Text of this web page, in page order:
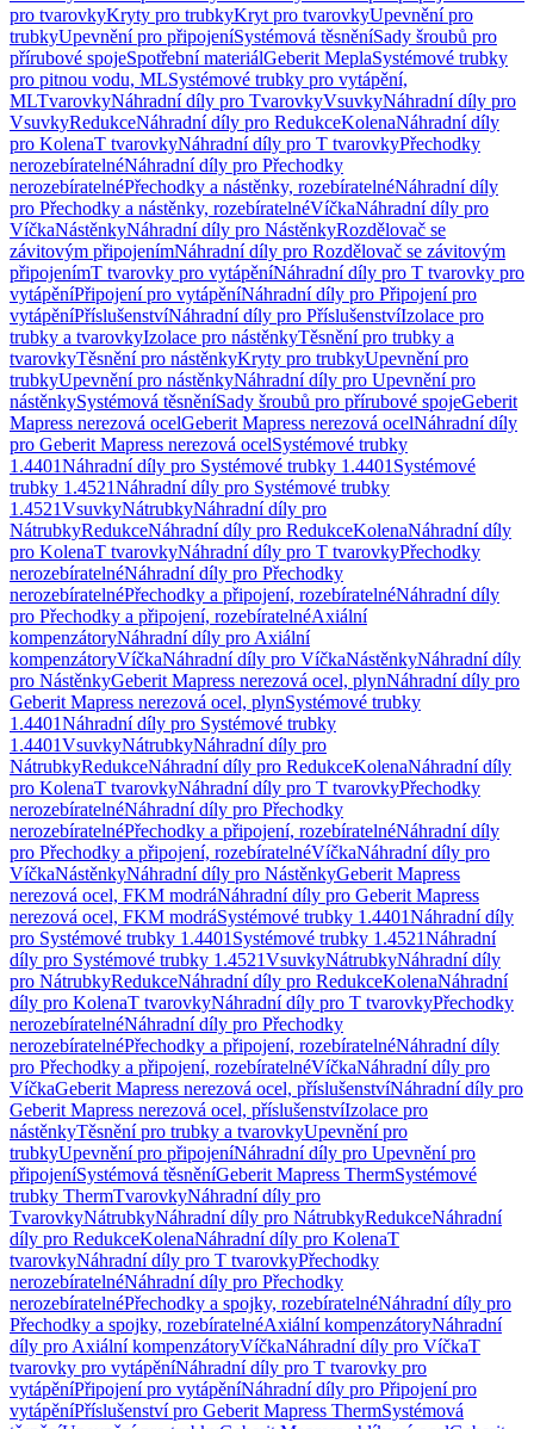
pro tvarovkyKryty pro trubkyKryt pro tvarovkyUpevnění pro
trubkyUpevnění pro připojeníSystémová těsněníSady šroubů pro
přírubové spojeSpotřební materiálGeberit MeplaSystémové trubky
pro pitnou vodu, MLSystémové trubky pro vytápění,
MLTvarovkyNáhradní díly pro TvarovkyVsuvkyNáhradní díly pro
VsuvkyRedukceNáhradní díly pro RedukceKolenaNáhradní díly
pro KolenaT tvarovkyNáhradní díly pro T tvarovkyPřechodky
nerozebíratelnéNáhradní díly pro Přechodky
nerozebíratelnéPřechodky a nástěnky, rozebíratelnéNáhradní díly
pro Přechodky a nástěnky, rozebíratelnéVíčkaNáhradní díly pro
VíčkaNástěnkyNáhradní díly pro NástěnkyRozdělovač se
závitovým připojenímNáhradní díly pro Rozdělovač se závitovým
připojenímT tvarovky pro vytápěníNáhradní díly pro T tvarovky pro
vytápěníPřipojení pro vytápěníNáhradní díly pro Připojení pro
vytápěníPříslušenstvíNáhradní díly pro PříslušenstvíIzolace pro
trubky a tvarovkyIzolace pro nástěnkyTěsnění pro trubky a
tvarovkyTěsnění pro nástěnkyKryty pro trubkyUpevnění pro
trubkyUpevnění pro nástěnkyNáhradní díly pro Upevnění pro
nástěnkySystémová těsněníSady šroubů pro přírubové spojeGeberit
Mapress nerezová ocelGeberit Mapress nerezová ocelNáhradní díly
pro Geberit Mapress nerezová ocelSystémové trubky
1.4401Náhradní díly pro Systémové trubky 1.4401 Systémové
trubky 1.4521Náhradní díly pro Systémové trubky
1.4521VsuvkyNátrubkyNáhradní díly pro
NátrubkyRedukceNáhradní díly pro RedukceKolenaNáhradní díly
pro KolenaT tvarovkyNáhradní díly pro T tvarovkyPřechodky
nerozebíratelnéNáhradní díly pro Přechodky
nerozebíratelnéPřechodky a připojení, rozebíratelnéNáhradní díly
pro Přechodky a připojení, rozebíratelnéAxiální
kompenzátoryNáhradní díly pro Axiální
kompenzátoryVíčkaNáhradní díly pro VíčkaNástěnkyNáhradní díly
pro NástěnkyGeberit Mapress nerezová ocel, plynNáhradní díly pro
Geberit Mapress nerezová ocel, plynSystémové trubky
1.4401Náhradní díly pro Systémové trubky
1.4401VsuvkyNátrubkyNáhradní díly pro
NátrubkyRedukceNáhradní díly pro RedukceKolenaNáhradní díly
pro KolenaT tvarovkyNáhradní díly pro T tvarovkyPřechodky
nerozebíratelnéNáhradní díly pro Přechodky
nerozebíratelnéPřechodky a připojení, rozebíratelnéNáhradní díly
pro Přechodky a připojení, rozebíratelnéVíčkaNáhradní díly pro
VíčkaNástěnkyNáhradní díly pro NástěnkyGeberit Mapress
nerezová ocel, FKM modráNáhradní díly pro Geberit Mapress
nerezová ocel, FKM modráSystémové trubky 1.4401Náhradní díly
pro Systémové trubky 1.4401 Systémové trubky 1.4521Náhradní
díly pro Systémové trubky 1.4521VsuvkyNátrubkyNáhradní díly
pro NátrubkyRedukceNáhradní díly pro RedukceKolenaNáhradní
díly pro KolenaT tvarovkyNáhradní díly pro T tvarovkyPřechodky
nerozebíratelnéNáhradní díly pro Přechodky
nerozebíratelnéPřechodky a připojení, rozebíratelnéNáhradní díly
pro Přechodky a připojení, rozebíratelnéVíčkaNáhradní díly pro
VíčkaGeberit Mapress nerezová ocel, příslušenstvíNáhradní díly pro
Geberit Mapress nerezová ocel, příslušenstvíIzolace pro
nástěnkyTěsnění pro trubky a tvarovkyUpevnění pro
trubkyUpevnění pro připojeníNáhradní díly pro Upevnění pro
připojeníSystémová těsněníGeberit Mapress ThermSystémové
trubky ThermTvarovkyNáhradní díly pro
TvarovkyNátrubkyNáhradní díly pro NátrubkyRedukceNáhradní
díly pro RedukceKolenaNáhradní díly pro KolenaT
tvarovkyNáhradní díly pro T tvarovkyPřechodky
nerozebíratelnéNáhradní díly pro Přechodky
nerozebíratelnéPřechodky a spojky, rozebíratelnéNáhradní díly pro
Přechodky a spojky, rozebíratelnéAxiální kompenzátoryNáhradní
díly pro Axiální kompenzátoryVíčkaNáhradní díly pro VíčkaT
tvarovky pro vytápěníNáhradní díly pro T tvarovky pro
vytápěníPřipojení pro vytápěníNáhradní díly pro Připojení pro
vytápěníPříslušenství pro Geberit Mapress ThermSystémová